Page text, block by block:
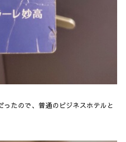
たので、普通のビジネスホテルと